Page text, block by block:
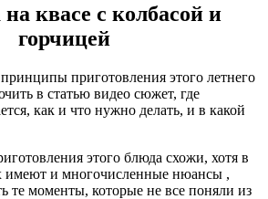
квасе с колбасой и
горчицей
приготовления этого летнего
в статью видео сюжет, где
как и что нужно делать, и в какой
этого блюда схожи, хотя в
имеют и многочисленные нюансы ,
те моменты, которые не все поняли из